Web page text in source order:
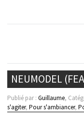
NEUMODEL
Publié par : Guillaume,
s'agiter, Pour s'ambiancer,